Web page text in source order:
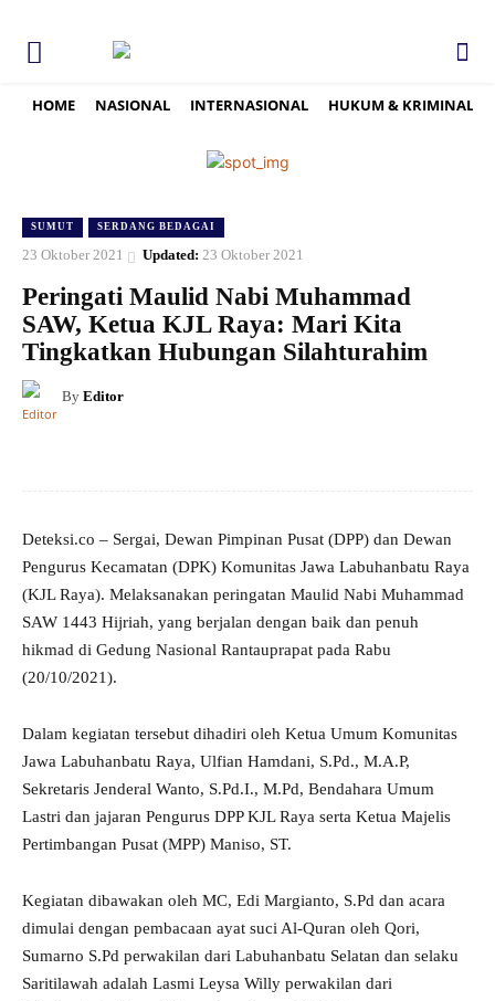
HOME NASIONAL INTERNASIONAL HUKUM & KRIMINAL
SUMUT SERDANG BEDAGAI
23 Oktober 2021 Updated: 23 Oktober 2021
Peringati Maulid Nabi Muhammad
SAW, Ketua KJL Raya: Mari Kita
Tingkatkan Hubungan Silahturahim
By Editor
Deteksi.co – Sergai, Dewan Pimpinan Pusat (DPP) dan Dewan
Pengurus Kecamatan (DPK) Komunitas Jawa Labuhanbatu Raya
(KJL Raya). Melaksanakan peringatan Maulid Nabi Muhammad
SAW 1443 Hijriah, yang berjalan dengan baik dan penuh
hikmad di Gedung Nasional Rantauprapat pada Rabu
(20/10/2021).
Dalam kegiatan tersebut dihadiri oleh Ketua Umum Komunitas
Jawa Labuhanbatu Raya, Ulfian Hamdani, S.Pd., M.A.P,
Sekretaris Jenderal Wanto, S.Pd.I., M.Pd, Bendahara Umum
Lastri dan jajaran Pengurus DPP KJL Raya serta Ketua Majelis
Pertimbangan Pusat (MPP) Maniso, ST.
Kegiatan dibawakan oleh MC, Edi Margianto, S.Pd dan acara
dimulai dengan pembacaan ayat suci Al-Quran oleh Qori,
Sumarno S.Pd perwakilan dari Labuhanbatu Selatan dan selaku
Saritilawah adalah Lasmi Leysa Willy perwakilan dari